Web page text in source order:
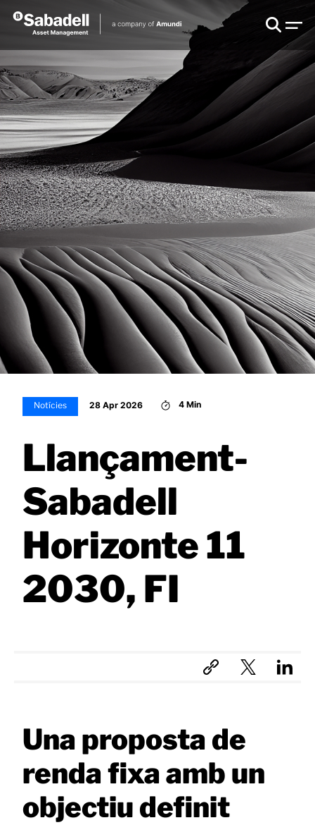
Notícies 28 Apr 2026 4 Min
Llançament-
Sabadell
Horizonte 11
2030, FI
Una proposta de
renda fixa amb un
objectiu definit